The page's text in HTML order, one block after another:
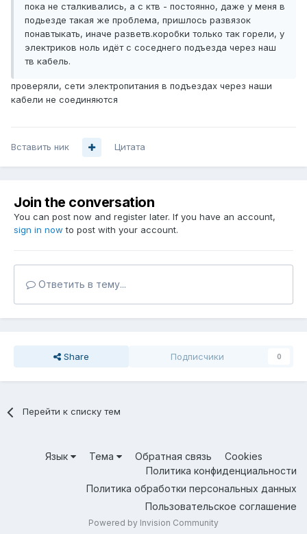
пока не сталкивались, а с ктв - постоянно, даже у меня в
подьезде такая же проблема, пришлось развязок
понавтыкать, иначе разветв.коробки только так горели, у
электриков ноль идёт с соседнего подъезда через наш
тв кабель.
проверяли, сети электропитания в подъездах через наши
кабели не соединяются
Вставить ник Цитата
Join the conversation
You can post now and register later. If you have an account,
sign in now to post with your account.
Ответить в тему...
Share Подписчики 0
Перейти к списку тем
Язык Тема Обратная связь
Cookies
Политика конфиденциальности
Политика обработки персональных данных
Пользовательское соглашение
Powered by Invision Community